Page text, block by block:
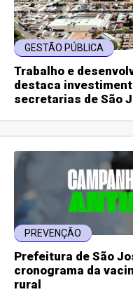
GESTÃO PÚBLICA
Trabalho e
destaca
secretarias de São
PREVENÇÃO
Prefeitura de São
cronograma da
rural